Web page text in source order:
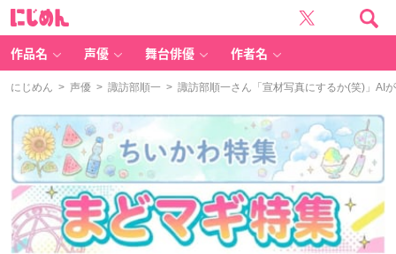
作品名 声優 舞台俳優 作者名
にじめん > 声優 > 諏訪部順一 > 諏訪部順一さん「宣材写真にするか(笑)」AI